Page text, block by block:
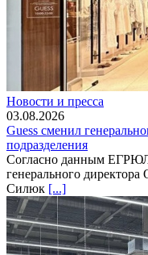
Новости и пресса
03.08.2026
Guess сменил
подразделения
Согласно данным
генерального
Силюк [...]